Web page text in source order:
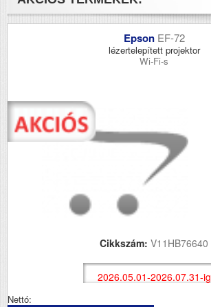
Epson EF-72
lézertelepített projektor
Wi-Fi-s
Cikkszám: V11HB76640
2026.05.01-2026.07.31-ig
Nettó: